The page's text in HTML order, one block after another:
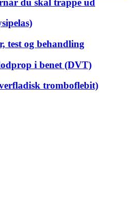
test og behandling
i benet (DVT)
tromboflebit)